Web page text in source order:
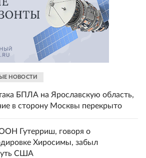
НОВОСТИ
БПЛА на Ярославскую область,
в сторону Москвы перекрыто
ООН Гутерриш, говоря о
Хиросимы, забыл
США